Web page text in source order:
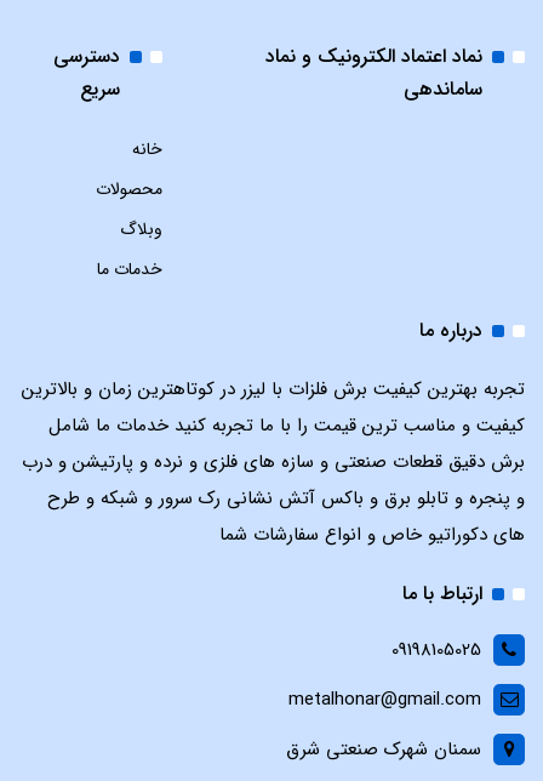
نماد اعتماد الکترونیک و نماد
ساماندهی
دسترسی
سریع
خانه
محصولات
وبلاگ
خدمات ما
درباره ما
تجربه بهترین کیفیت برش فلزات با لیزر در کوتاهترین زمان و بالاترین
کیفیت و مناسب ترین قیمت را با ما تجربه کنید خدمات ما شامل
برش دقیق قطعات صنعتی و سازه های فلزی و نرده و پارتیشن و درب
و پنجره و تابلو برق و باکس آتش نشانی رک سرور و شبکه و طرح
های دکوراتیو خاص و انواع سفارشات شما
ارتباط با ما
09198105025
metalhonar@gmail.com
سمنان شهرک صنعتی شرق